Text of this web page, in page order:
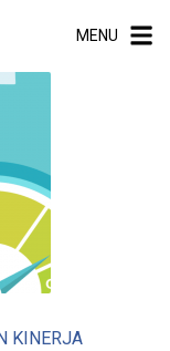
MENU
KINERJA